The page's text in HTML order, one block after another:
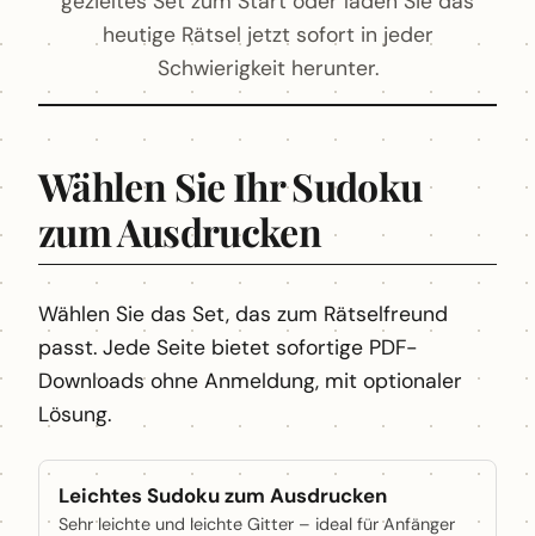
heutige Rätsel jetzt sofort in jeder
Schwierigkeit herunter.
Wählen Sie Ihr Sudoku
zum Ausdrucken
Wählen Sie das Set, das zum Rätselfreund
passt. Jede Seite bietet sofortige PDF-
Downloads ohne Anmeldung, mit optionaler
Lösung.
Leichtes Sudoku zum Ausdrucken
Sehr leichte und leichte Gitter – ideal für Anfänger